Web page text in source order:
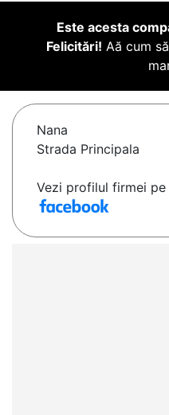
Este acesta
Felicitări! Aă cum
Nana
Strada Principala
Vezi profilul firmei pe